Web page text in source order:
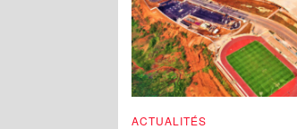
ACTUALITÉS